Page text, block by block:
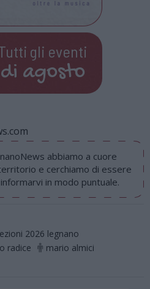
gli eventi
di agosto
abbiamo a cuore
e cerchiamo di essere
in modo puntuale.
2026 legnano
radice
mario almici